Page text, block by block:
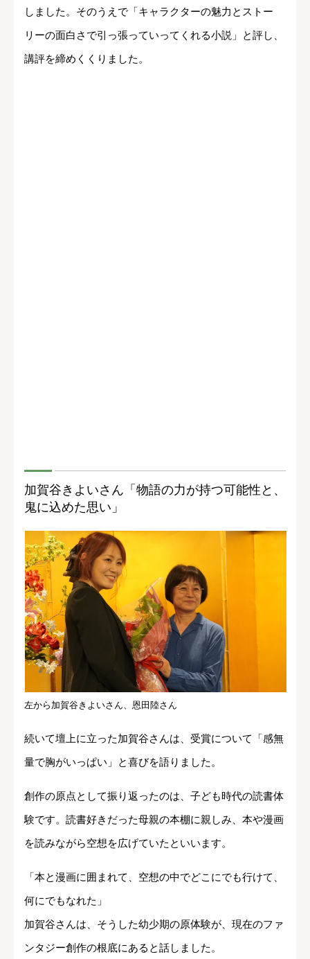
しました。そのうえで「キャラクターの魅力とストー
リーの面白さで引っ張っていってくれる小説」と評し、
講評を締めくくりました。
加賀谷きよいさん「物語の力が持つ可能性と、
鬼に込めた思い」
左から加賀谷きよいさん、恩田陸さん
続いて壇上に立った加賀谷さんは、受賞について「感無
量で胸がいっぱい」と喜びを語りました。
創作の原点として振り返ったのは、子ども時代の読書体
験です。読書好きだった母親の本棚に親しみ、本や漫画
を読みながら空想を広げていたといいます。
「本と漫画に囲まれて、空想の中でどこにでも行けて、
何にでもなれた」
加賀谷さんは、そうした幼少期の原体験が、現在のファ
ンタジー創作の根底にあると話しました。